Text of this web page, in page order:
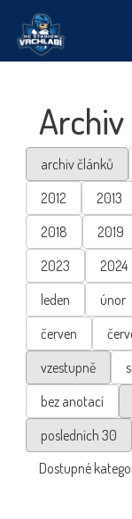
archiv článků
2012
2013
2018
2019
2023
2024
leden
únor
červen
vzestupně
bez anotací
posledních 30
Dostupné